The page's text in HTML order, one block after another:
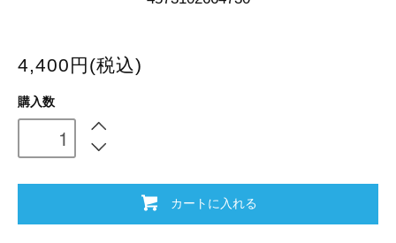
4,400円(税込)
購入数
カートに入れる